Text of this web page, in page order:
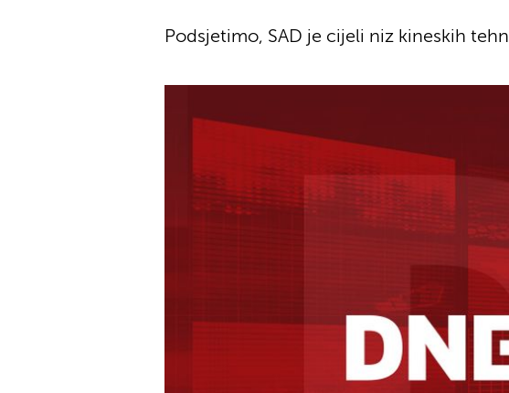
Podsjetimo, SAD je cijeli niz kineskih